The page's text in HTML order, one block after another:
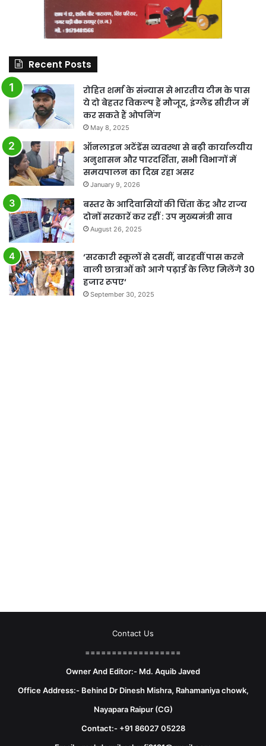
Recent Posts
रोहित शर्मा के संन्यास से भारतीय टीम के पास
ये दो बेहतर विकल्प हैं मौजूद, इंग्लैंड सीरीज में
कर सकते हैं ओपनिंग
May 8, 2025
ऑनलाइन अटेंडेंस व्यवस्था से बढ़ी कार्यालयीय
अनुशासन और पारदर्शिता, सभी विभागों में
समयपालन का दिख रहा असर
January 9, 2026
बस्तर के आदिवासियों की चिंता केंद्र और राज्य
दोनों सरकारें कर रहीं : उप मुख्यमंत्री साव
August 26, 2025
‘सरकारी स्कूलों से दसवीं, बारहवीं पास करने
वाली छात्राओं को आगे पढ़ाई के लिए मिलेंगे 30
हजार रूपए‘
September 30, 2025
Contact Us
==================
Owner And Editor:- Md. Aquib Javed
Office Address:- Behind Dr Dinesh Mishra, Rahamaniya chowk,
Nayapara Raipur (CG)
Contact:- +91 86027 05228